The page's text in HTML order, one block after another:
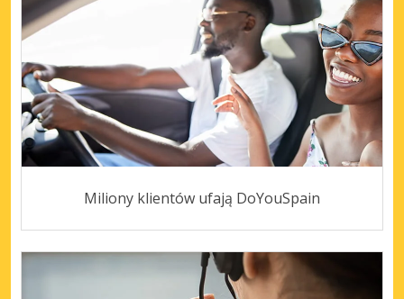
Miliony klientów ufają DoYouSpain